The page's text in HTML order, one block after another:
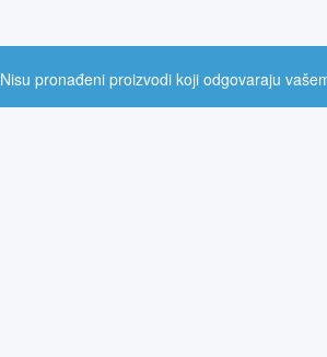
Nisu pronađeni proizvodi koji odgovaraju